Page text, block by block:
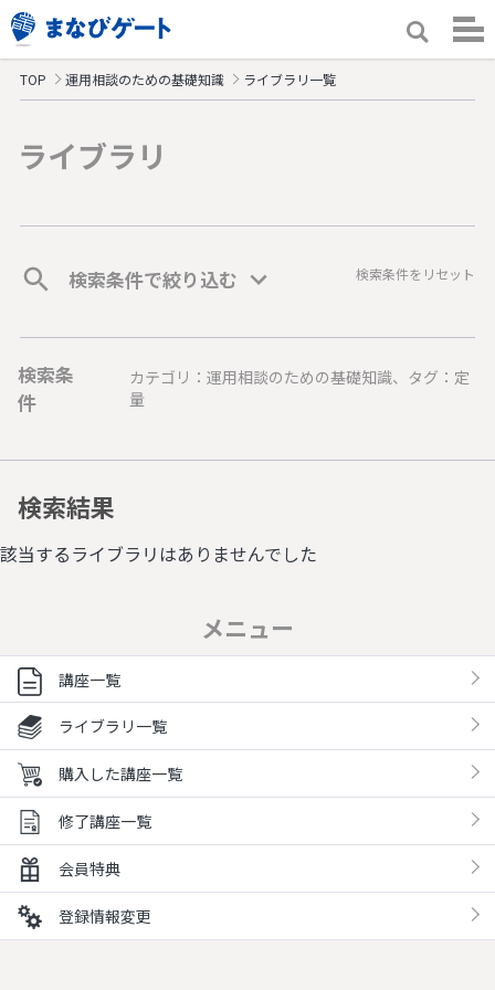
TOP 運用相談のための基礎知識 ライブラリ一覧
ライブラリ
検索条件で絞り込む 検索条件をリセット
検索条
件
カテゴリ：運用相談のための基礎知識、タグ：定
量
検索結果
該当するライブラリはありませんでした
メニュー
講座一覧
ライブラリ一覧
購入した講座一覧
修了講座一覧
会員特典
登録情報変更